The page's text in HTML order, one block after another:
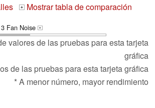
+ Mostrar tabla de comparación
Fan Noise +
valores de las pruebas para esta tarjeta
gráfica
de las pruebas para esta tarjeta gráfica
* A menor número, mayor rendimiento